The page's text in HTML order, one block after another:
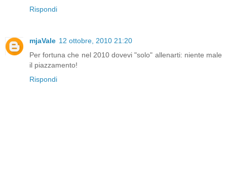
Rispondi
mjaVale 12 ottobre, 2010 21:20
Per fortuna che nel 2010 dovevi "solo" allenarti: niente male
il piazzamento!
Rispondi